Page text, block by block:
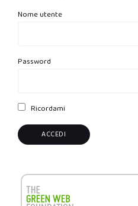
Nome utente
Password
Ricordami